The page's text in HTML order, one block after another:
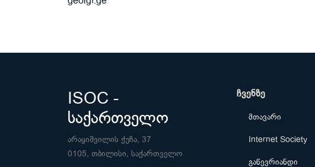
ISOC -
საქართველო
არაყიშვილის ქუჩა, 37
0105, თბილისი, საქართველო
ჩვენზე
მთავარი
Internet Society
გაწევრიანდი